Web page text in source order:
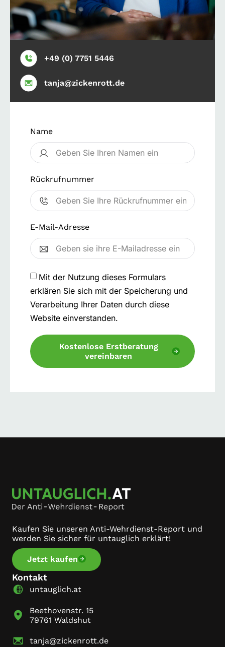
+49 (0) 7751 5446
tanja@zickenrott.de
Name
Rückrufnummer
E-Mail-Adresse
Mit der Nutzung dieses Formulars
erklären Sie sich mit der Speicherung und
Verarbeitung Ihrer Daten durch diese
Website einverstanden.
Kostenlose Erstberatung
vereinbaren
Kaufen Sie unseren Anti-Wehrdienst-Report und
werden Sie sicher für untauglich erklärt!
Jetzt kaufen
Kontakt
untauglich.at
Beethovenstr. 15
79761 Waldshut
tanja@zickenrott.de